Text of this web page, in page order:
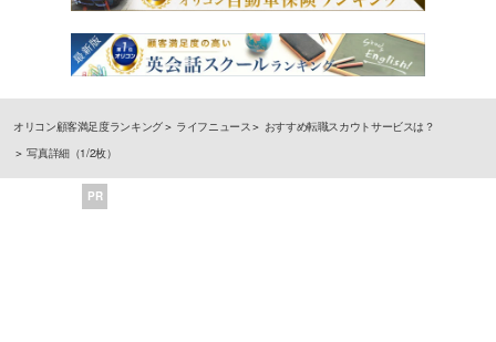
オリコン顧客満足度ランキング ライフニュース
おすすめ転職スカウトサービスは？
写真詳細（1/2枚）
PR